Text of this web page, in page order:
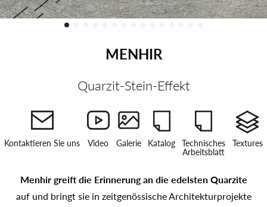
MENHIR
Quarzit-Stein-Effekt
Kontaktieren Sie uns Video Galerie Katalog
Technisches
Arbeitsblatt
Textures
Menhir greift die Erinnerung an die edelsten Quarzite
auf und bringt sie in zeitgenössische Architekturprojekte